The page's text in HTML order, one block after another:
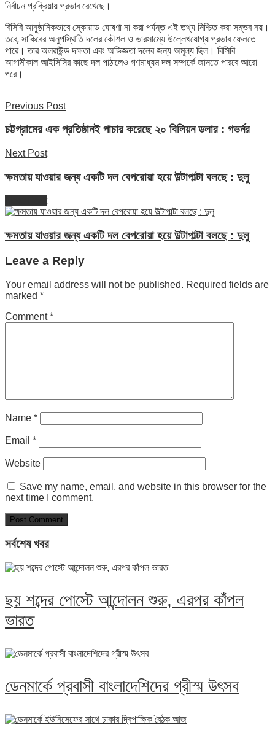
নির্বাচন প্রক্রিয়ায় প্রভাব রেখেছে।
বিসিবি আনুষ্ঠানিকভাবে স্কোয়াড ঘোষণা না করা পর্যন্ত এই তথ্য নিশ্চিত করা সম্ভব নয়।
তবে, সাকিবের অনুপস্থিতি দলের কৌশল ও ভারসাম্যে উল্লেখযোগ্য প্রভাব ফেলতে
পারে। তার অলরাউন্ড দক্ষতা এবং অভিজ্ঞতা দলের জন্য অমূল্য ছিল। বিসিবি
আগামীকাল আইসিসির কাছে দল পাঠালেও গণমাধ্যম দল সম্পর্কে জানতে পারবে আরো
পরে।
Previous Post
চট্টগ্রামের এক প্রতিষ্ঠানই পাচার করেছে ২০ বিলিয়ন ডলার : গভর্নর
Next Post
ক্ষমতায় যাওয়ার জন্য একটি দল বেপরোয়া হয়ে উল্টাপাল্টা বলছে : দুলু
ক্ষমতায় যাওয়ার জন্য একটি দল বেপরোয়া হয়ে উল্টাপাল্টা বলছে : দুলু
Leave a Reply
Your email address will not be published. Required fields are
marked *
Comment*
Name *
Email *
Website
Save my name, email, and website in this browser for the
next time I comment.
সর্বশেষ খবর
ছয় শব্দের পোস্টে আন্দোলন শুরু, এরপর কাঁপল
ভারত
ডেনমার্কে প্রবাসী বাংলাদেশিদের গ্রীস্ম উৎসব